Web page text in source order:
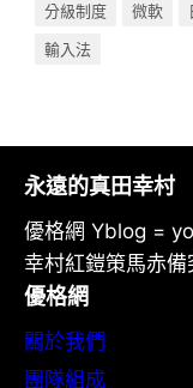
分級制度
微軟
輸入法
永遠的真田幸村
優格網 Yblog =
幸村紅鎧策馬赤備
優格網
關於我們
團隊組成